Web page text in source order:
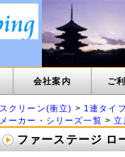
会社案内 ご
スクリーン(衝立) > 1連タイ
メーカー・シリーズ一覧 >立
ファーステージ ロ